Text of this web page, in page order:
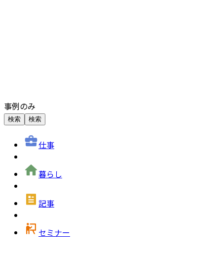
事例のみ
検索 検索
仕事
暮らし
記事
セミナー